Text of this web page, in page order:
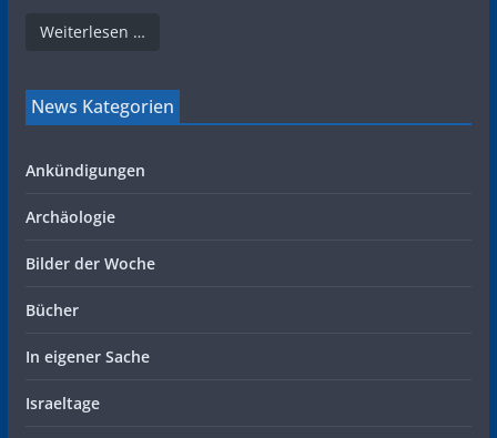
Weiterlesen …
News Kategorien
Ankündigungen
Archäologie
Bilder der Woche
Bücher
In eigener Sache
Israeltage